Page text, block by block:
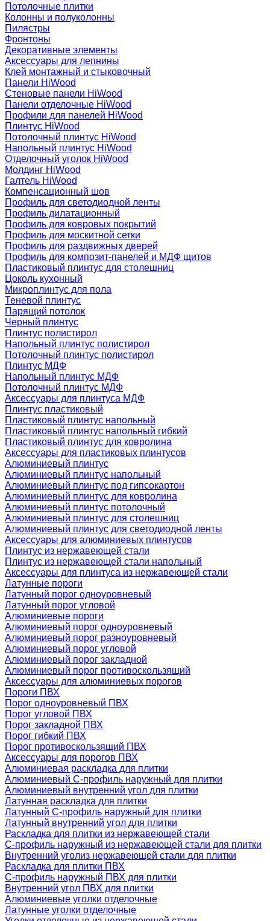
Потолочные плитки
Колонны и полуколонны
Пилястры
Фронтоны
Декоративные элементы
Аксессуары для лепнины
Клей монтажный и стыковочный
Панели HiWood
Стеновые панели HiWood
Панели отделочные HiWood
Профили для панелей HiWood
Плинтус HiWood
Потолочный плинтус HiWood
Напольный плинтус HiWood
Отделочный уголок HiWood
Молдинг HiWood
Галтель HiWood
Компенсационный шов
Профиль для светодиодной ленты
Профиль дилатационный
Профиль для ковровых покрытий
Профиль для москитной сетки
Профиль для раздвижных дверей
Профиль для композит-панелей и МДФ щитов
Пластиковый плинтус для столешниц
Цоколь кухонный
Микроплинтус для пола
Теневой плинтус
Парящий потолок
Черный плинтус
Плинтус полистирол
Напольный плинтус полистирол
Потолочный плинтус полистирол
Плинтус МДФ
Напольный плинтус МДФ
Потолочный плинтус МДФ
Аксессуары для плинтуса МДФ
Плинтус пластиковый
Пластиковый плинтус напольный
Пластиковый плинтус напольный гибкий
Пластиковый плинтус для ковролина
Аксессуары для пластиковых плинтусов
Алюминиевый плинтус
Алюминиевый плинтус напольный
Алюминиевый плинтус под гипсокартон
Алюминиевый плинтус для ковролина
Алюминиевый плинтус потолочный
Алюминиевый плинтус для столешниц
Алюминиевый плинтус для светодиодной ленты
Аксессуары для алюминиевых плинтусов
Плинтус из нержавеющей стали
Плинтус из нержавеющей стали напольный
Аксессуары для плинтуса из нержавеющей стали
Латунные пороги
Латунный порог одноуровневый
Латунный порог угловой
Алюминиевые пороги
Алюминиевый порог одноуровневый
Алюминиевый порог разноуровневый
Алюминиевый порог угловой
Алюминиевый порог закладной
Алюминиевый порог противоскользящий
Аксессуары для алюминиевых порогов
Пороги ПВХ
Порог одноуровневый ПВХ
Порог угловой ПВХ
Порог закладной ПВХ
Порог гибкий ПВХ
Порог противоскользящий ПВХ
Аксессуары для порогов ПВХ
Алюминиевая раскладка для плитки
Алюминиевый С-профиль наружный для плитки
Алюминиевый внутренний угол для плитки
Латунная раскладка для плитки
Латунный С-профиль наружный для плитки
Латунный внутренний угол для плитки
Раскладка для плитки из нержавеющей стали
С-профиль наружный из нержавеющей стали для плитки
Внутренний уголиз нержавеющей стали для плитки
Раскладка для плитки ПВХ
С-профиль наружный ПВХ для плитки
Внутренний угол ПВХ для плитки
Алюминиевые уголки отделочные
Латунные уголки отделочные